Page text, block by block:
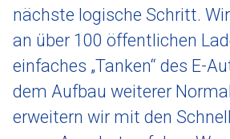
nächste logische Schritt.
an über 100 öffentlichen
einfaches „Tanken“ des E-
dem Aufbau weiterer
erweitern wir mit den